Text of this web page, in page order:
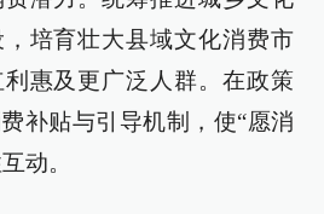
培育壮大县域文化消费市
惠及更广泛人群。在政策
补贴与引导机制，使“愿消
动。